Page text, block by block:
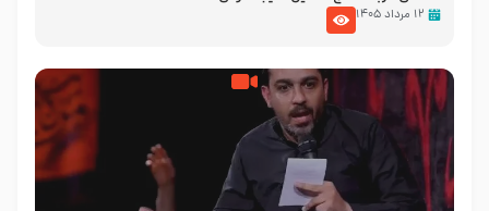
۱۲ مرداد ۱۴۰۵